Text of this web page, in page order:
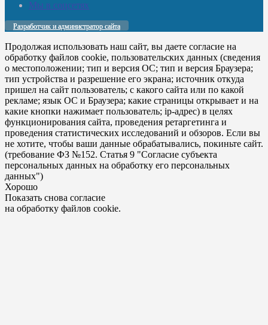
Мы в соцсетях
Разработчик и администратор сайта
Продолжая использовать наш сайт, вы даете согласие на
обработку файлов cookie, пользовательских данных (сведения
о местоположении; тип и версия ОС; тип и версия Браузера;
тип устройства и разрешение его экрана; источник откуда
пришел на сайт пользователь; с какого сайта или по какой
рекламе; язык ОС и Браузера; какие страницы открывает и на
какие кнопки нажимает пользователь; ip-адрес) в целях
функционирования сайта, проведения ретаргетинга и
проведения статистических исследований и обзоров. Если вы
не хотите, чтобы ваши данные обрабатывались, покиньте сайт.
(требование ФЗ №152. Статья 9 "Согласие субъекта
персональных данных на обработку его персональных
данных")
Хорошо
Показать снова согласие
на обработку файлов cookie.